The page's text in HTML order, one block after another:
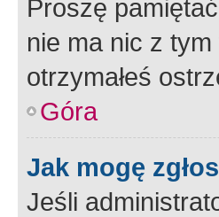
Proszę
nie ma nic z
otrzymałeś
Góra
Jak mogę
Jeśli